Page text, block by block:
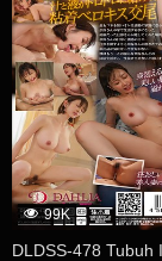
99K
DLDSS-478 Tubuh